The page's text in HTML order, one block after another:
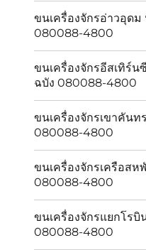
ขนเครื่องจักรอ่าวอุด
080088-4800
ขนเครื่องจักรอีสเทิร์
ฉบัง 080088-4800
ขนเครื่องจักรเขาคัน
080088-4800
ขนเครื่องจักรเครือส
080088-4800
ขนเครื่องจักรแยกโร
080088-4800